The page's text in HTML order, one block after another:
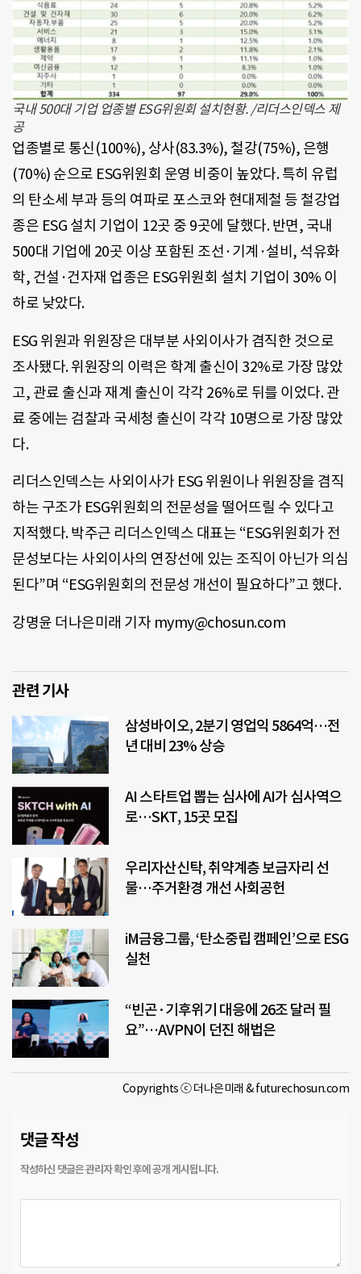
국내 500대 기업 업종별 ESG위원회 설치현황. /리더스인덱스 제
공
업종별로 통신(100%), 상사(83.3%), 철강(75%), 은행
(70%) 순으로 ESG위원회 운영 비중이 높았다. 특히 유럽
의 탄소세 부과 등의 여파로 포스코와 현대제철 등 철강업
종은 ESG 설치 기업이 12곳 중 9곳에 달했다. 반면, 국내
500대 기업에 20곳 이상 포함된 조선·기계·설비, 석유화
학, 건설·건자재 업종은 ESG위원회 설치 기업이 30% 이
하로 낮았다.
ESG 위원과 위원장은 대부분 사외이사가 겸직한 것으로
조사됐다. 위원장의 이력은 학계 출신이 32%로 가장 많았
고, 관료 출신과 재계 출신이 각각 26%로 뒤를 이었다. 관
료 중에는 검찰과 국세청 출신이 각각 10명으로 가장 많았
다.
리더스인덱스는 사외이사가 ESG 위원이나 위원장을 겸직
하는 구조가 ESG위원회의 전문성을 떨어뜨릴 수 있다고
지적했다. 박주근 리더스인덱스 대표는 “ESG위원회가 전
문성보다는 사외이사의 연장선에 있는 조직이 아닌가 의심
된다”며 “ESG위원회의 전문성 개선이 필요하다”고 했다.
강명윤 더나은미래 기자 mymy@chosun.com
관련 기사
삼성바이오, 2분기 영업익 5864억…전
년 대비 23% 상승
AI 스타트업 뽑는 심사에 AI가 심사역으
로…SKT, 15곳 모집
우리자산신탁, 취약계층 보금자리 선
물…주거환경 개선 사회공헌
iM금융그룹, ‘탄소중립 캠페인’으로 ESG
실천
“빈곤·기후위기 대응에 26조 달러 필
요”…AVPN이 던진 해법은
Copyrights ⓒ 더나은미래 & futurechosun.com
댓글 작성